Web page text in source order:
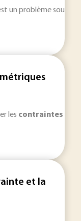
un problème
les contraintes
et la